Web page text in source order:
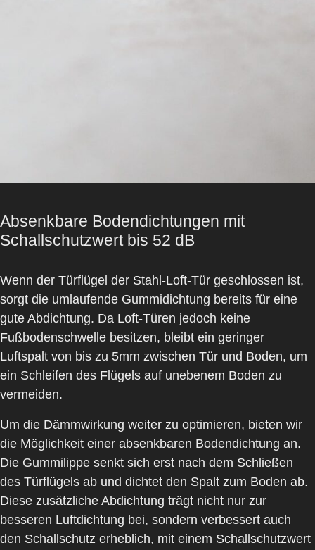
Absenkbare Bodendichtungen mit
Schallschutzwert bis 52 dB
Wenn der Türflügel der Stahl-Loft-Tür geschlossen ist,
sorgt die umlaufende Gummidichtung bereits für eine
gute Abdichtung. Da Loft-Türen jedoch keine
Fußbodenschwelle besitzen, bleibt ein geringer
Luftspalt von bis zu 5mm zwischen Tür und Boden, um
ein Schleifen des Flügels auf unebenem Boden zu
vermeiden.
Um die Dämmwirkung weiter zu optimieren, bieten wir
die Möglichkeit einer absenkbaren Bodendichtung an.
Die Gummilippe senkt sich erst nach dem Schließen
des Türflügels ab und dichtet den Spalt zum Boden ab.
Diese zusätzliche Abdichtung trägt nicht nur zur
besseren Luftdichtung bei, sondern verbessert auch
den Schallschutz erheblich, mit einem Schallschutzwert